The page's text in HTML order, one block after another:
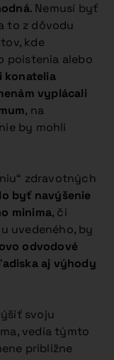
. Nemusí byť
to z dôvodu
kde
poistenia alebo
konatelia
vyplácali
, na
by mohli
zdravotných
byť navýšenie
minima, či
uvedeného, by
odvodové
aj výhody
svoju
vedia týmto
približne